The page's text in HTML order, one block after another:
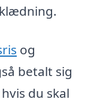
og
betalt sig
du skal